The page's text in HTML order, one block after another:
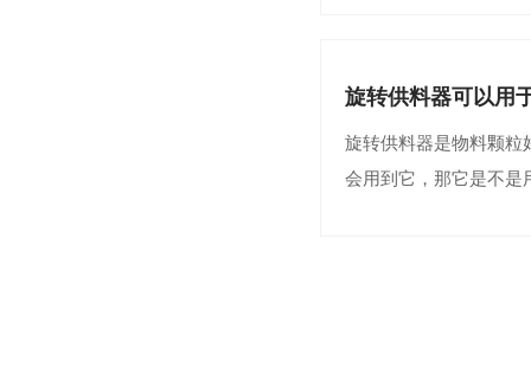
旋转供料器可以用
旋转供料器是物料颗粒
会用到它，那它是不是